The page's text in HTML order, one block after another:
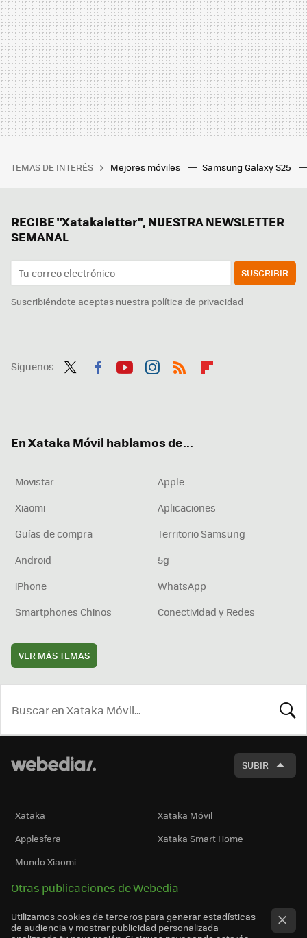
TEMAS DE INTERÉS Mejores móviles Samsung Galaxy S25
RECIBE "Xatakaletter", NUESTRA NEWSLETTER
SEMANAL
SUSCRIBIR
Suscribiéndote aceptas nuestra política de privacidad
Síguenos
En Xataka Móvil hablamos de...
Movistar
Apple
Xiaomi
Aplicaciones
Guías de compra
Territorio Samsung
Android
5g
iPhone
WhatsApp
Smartphones Chinos
Conectividad y Redes
VER MÁS TEMAS
SUBIR
Xataka
Xataka Móvil
Applesfera
Xataka Smart Home
Mundo Xiaomi
Otras publicaciones de Webedia
Utilizamos cookies de terceros para generar estadísticas
de audiencia y mostrar publicidad personalizada